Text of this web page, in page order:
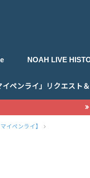
NOAH LIVE
イペンライ」リクエスト
イペンライ】